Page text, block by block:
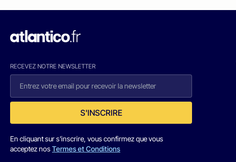
RECEVEZ NOTRE NEWSLETTER
S'INSCRIRE
En cliquant sur s'inscrire, vous confirmez que vous
acceptez nosTermes et Conditions